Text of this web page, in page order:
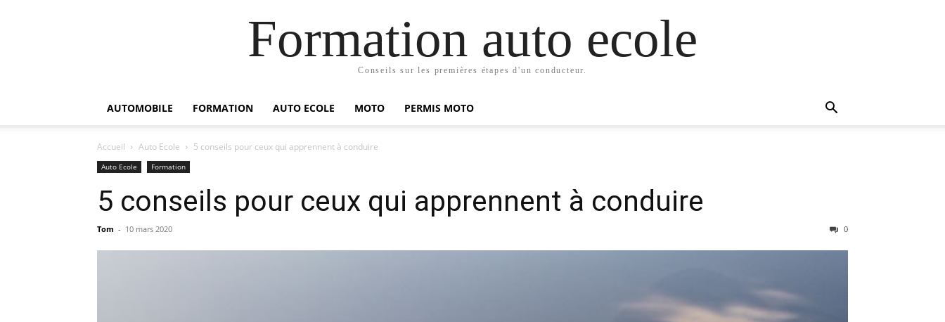
Formation auto ecole
Conseils sur les premières étapes d'un conducteur.
AUTOMOBILE FORMATION AUTO ECOLE MOTO PERMIS MOTO
Accueil Auto Ecole 5 conseils pour ceux qui apprennent à conduire
Auto Ecole Formation
5 conseils pour ceux qui apprennent à conduire
Tom - 10 mars 2020 0